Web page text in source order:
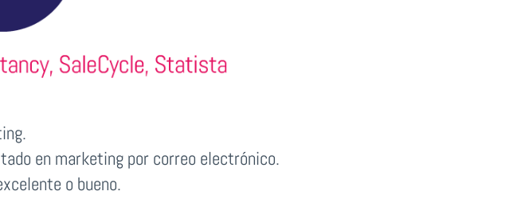
en marketing por correo electrónico.
o bueno.